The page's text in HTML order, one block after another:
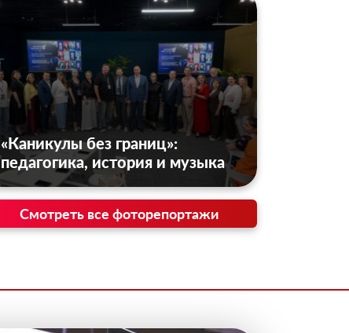
«Каникулы без границ»:
педагогика, история и музыка
Смотреть все фоторепортажи